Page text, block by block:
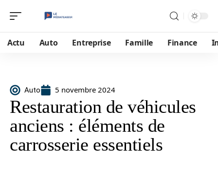
Actu Auto Entreprise Famille Finance
Auto 5 novembre 2024
Restauration de véhicules
anciens : éléments de
carrosserie essentiels